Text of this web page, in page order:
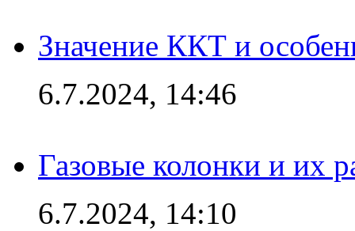
Значение ККТ и
6.7.2024, 14:46
Газовые колонки и их
6.7.2024, 14:10